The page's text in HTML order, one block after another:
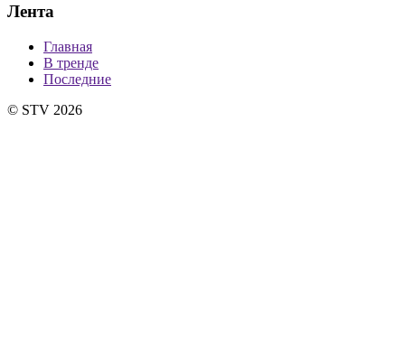
Лента
Главная
В тренде
Последние
© STV 2026